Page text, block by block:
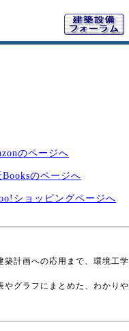
のページへ
Booksのページへ
ショッピングページへ
築計画への応用まで、環境工学
やグラフにまとめた、わかりや